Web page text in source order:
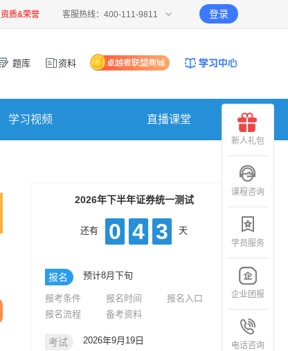
资质&荣誉 客服热线：400-111-9811 登录
题库 资料
学习视频 直播课堂
2026年下半年证券统一测试
还有 0 4 3 天
报名 预计8月下旬
报考条件 报名时间
报名入口
报名流程
备考资料
考试 2026年9月19日
新人礼包
课程咨询
学员服务
企业团报
电话咨询